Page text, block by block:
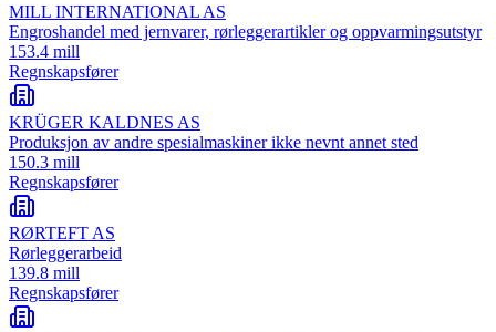
MILL INTERNATIONAL AS
Engroshandel med jernvarer, rørleggerartikler og oppvarmingsutstyr
153.4 mill
Regnskapsfører
KRÜGER KALDNES AS
Produksjon av andre spesialmaskiner ikke nevnt annet sted
150.3 mill
Regnskapsfører
RØRTEFT AS
Rørleggerarbeid
139.8 mill
Regnskapsfører